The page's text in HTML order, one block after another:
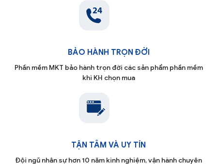
BẢO HÀNH TRỌN ĐỜI
Phần mềm MKT bảo hành trọn đời các sản phẩm phần mềm
khi KH chọn mua
TẬN TÂM VÀ UY TÍN
Đội ngũ nhân sự hơn 10 năm kinh nghiệm, vận hành chuyên